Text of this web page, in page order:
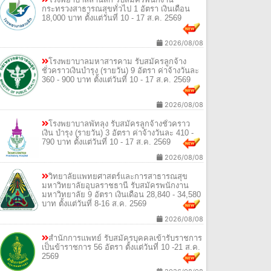
กระทรวงสาธารณสุขทั่วไป 1 อัตรา เงินเดือน
18,000 บาท ตั้งแต่วันที่ 10 - 17 ส.ค. 2569
2026/08/08
โรงพยาบาลมหาสารคาม รับสมัครลูกจ้าง
ชั่วคราวเงินบำรุง (รายวัน) 9 อัตรา ค่าจ้างวันละ
360 - 900 บาท ตั้งแต่วันที่ 10 - 17 ส.ค. 2569
2026/08/08
โรงพยาบาลพัทลุง รับสมัครลูกจ้างชั่วคราว
เงิน บำรุง (รายวัน) 3 อัตรา ค่าจ้างวันละ 410 -
790 บาท ตั้งแต่วันที่ 10 - 17 ส.ค. 2569
2026/08/08
วิทยาลัยแพทยศาสตร์และการสาธารณสุข
มหาวิทยาลัยอุบลราชธานี รับสมัครพนักงาน
มหาวิทยาลัย 9 อัตรา เงินเดือน 28,840 - 34,580
บาท ตั้งแต่วันที่ 8-16 ส.ค. 2569
2026/08/08
สำนักการแพทย์ รับสมัครบุคคลเข้ารับราชการ
เป็นข้าราชการ 56 อัตรา ตั้งแต่วันที่ 10 -21 ส.ค.
2569